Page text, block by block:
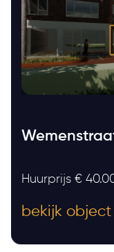
Huurprijs €
bekijk object